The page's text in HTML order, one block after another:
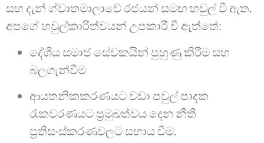
සහ දැන් ග්වාතමාලාවේ රජයන් සමඟ හවුල් වී ඇත.
අපගේ හවුල්කාරිත්වයන් උපකාරී වී ඇත්තේ:
දේශීය සමාජ සේවකයින් පුහුණු කිරීම සහ
බලගැන්වීම
ආයතනිකකරණයට වඩා පවුල් පාදක
රැකවරණයට ප්‍රමුඛත්වය දෙන නීති
ප්‍රතිසංස්කරණවලට සහාය වීම.